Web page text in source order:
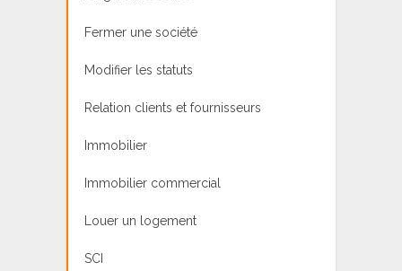
Fermer une société
Modifier les statuts
Relation clients et fournisseurs
Immobilier
Immobilier commercial
Louer un logement
SCI